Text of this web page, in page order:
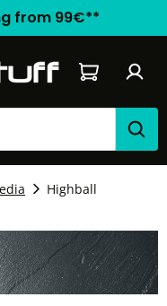
from 99€**
Shopping
Highball